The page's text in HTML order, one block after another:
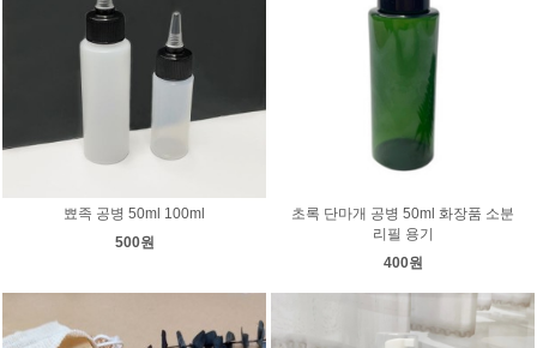
뾰족 공병 50ml 100ml
500원
초록 단마개 공병 50ml 화장품 소분
리필 용기
400원